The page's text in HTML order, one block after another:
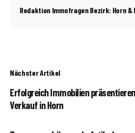
Redaktion Immofragen Bezirk: Horn &
Nächster Artikel
Erfolgreich Immobilien
Verkauf in Horn